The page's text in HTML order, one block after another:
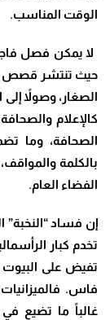
الوقت المناسب.
لا يمكن فصل
حيث تنتشر قصص
الصغار، وصولاً
كالإعلام
الصحافة، وما
بالكلمة
الفضاء العام.
إن فساد “النخبة”
تخدم كبار
تفيض على البيوت
فاس.
غالباً ما تضيع